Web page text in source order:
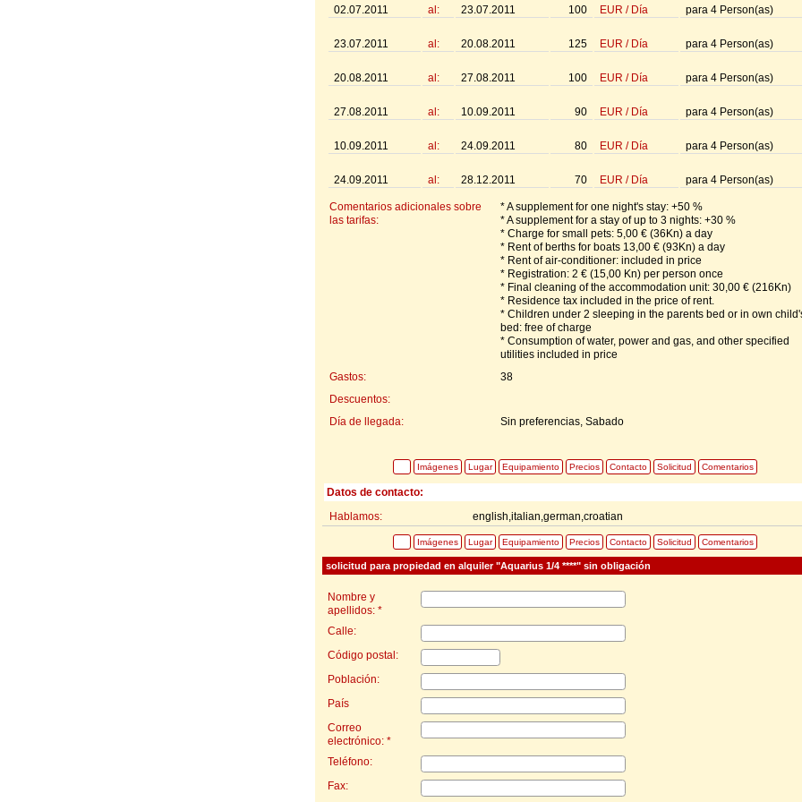
02.07.2011 al: 23.07.2011 100 EUR / Día para 4 Person(as)
23.07.2011 al: 20.08.2011 125 EUR / Día para 4 Person(as)
20.08.2011 al: 27.08.2011 100 EUR / Día para 4 Person(as)
27.08.2011 al: 10.09.2011 90 EUR / Día para 4 Person(as)
10.09.2011 al: 24.09.2011 80 EUR / Día para 4 Person(as)
24.09.2011 al: 28.12.2011 70 EUR / Día para 4 Person(as)
Comentarios adicionales sobre
las tarifas:
* A supplement for one night's stay: +50 %
* A supplement for a stay of up to 3 nights: +30 %
* Charge for small pets: 5,00 € (36Kn) a day
* Rent of berths for boats 13,00 € (93Kn) a day
* Rent of air-conditioner: included in price
* Registration: 2 € (15,00 Kn) per person once
* Final cleaning of the accommodation unit: 30,00 € (216Kn)
* Residence tax included in the price of rent.
* Children under 2 sleeping in the parents bed or in own
bed: free of charge
* Consumption of water, power and gas, and other specified
utilities included in price
Gastos:
38
Descuentos:
Día de llegada:
Sin preferencias, Sabado
Imágenes Lugar Equipamiento Precios Contacto Solicitud Comentarios
Datos de contacto:
Hablamos:
english,italian,german,croatian
Imágenes Lugar Equipamiento Precios Contacto Solicitud Comentarios
solicitud para propiedad en alquiler "Aquarius 1/4 ****" sin obligación
Nombre y
apellidos: *
Calle:
Código postal:
Población:
País
Correo
electrónico: *
Teléfono:
Fax: